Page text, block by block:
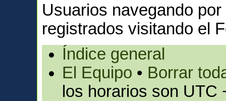
Usuarios navegando
registrados visitando el
Índice general
El Equipo • Borrar
los horarios son UTC